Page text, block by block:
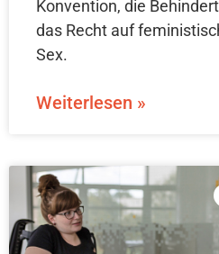
Konvention, die
das Recht auf
Sex.
Weiterlesen »